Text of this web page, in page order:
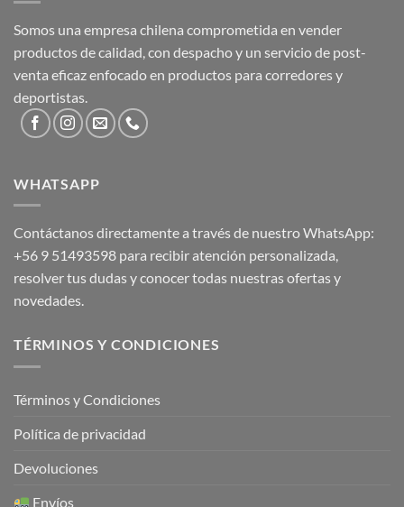
Somos una empresa chilena comprometida en vender
productos de calidad, con despacho y un servicio de post-
venta eficaz enfocado en productos para corredores y
deportistas.
WHATSAPP
Contáctanos directamente a través de nuestro WhatsApp:
+56 9 51493598 para recibir atención personalizada,
resolver tus dudas y conocer todas nuestras ofertas y
novedades.
TÉRMINOS Y CONDICIONES
Términos y Condiciones
Política de privacidad
Devoluciones
Envíos